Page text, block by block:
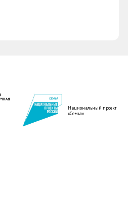
Национальный проект
«Семья»